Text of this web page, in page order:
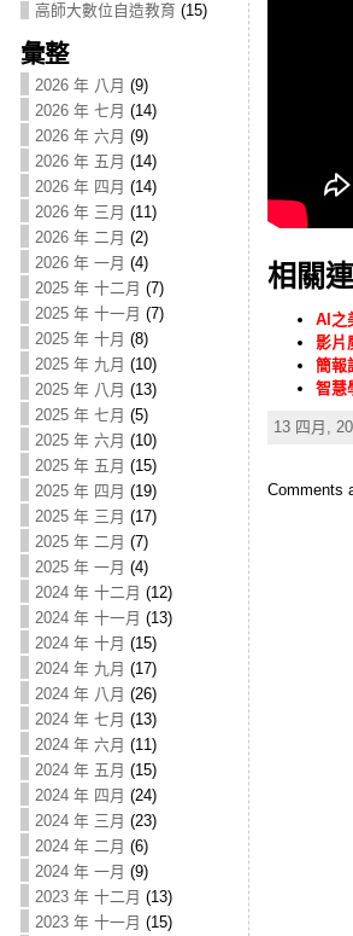
高師大數位自造教育 (15)
彙整
2026 年 八月 (9)
2026 年 七月 (14)
2026 年 六月 (9)
2026 年 五月 (14)
2026 年 四月 (14)
2026 年 三月 (11)
2026 年 二月 (2)
2026 年 一月 (4)
2025 年 十二月 (7)
2025 年 十一月 (7)
2025 年 十月 (8)
2025 年 九月 (10)
2025 年 八月 (13)
2025 年 七月 (5)
2025 年 六月 (10)
2025 年 五月 (15)
2025 年 四月 (19)
2025 年 三月 (17)
2025 年 二月 (7)
2025 年 一月 (4)
2024 年 十二月 (12)
2024 年 十一月 (13)
2024 年 十月 (15)
2024 年 九月 (17)
2024 年 八月 (26)
2024 年 七月 (13)
2024 年 六月 (11)
2024 年 五月 (15)
2024 年 四月 (24)
2024 年 三月 (23)
2024 年 二月 (6)
2024 年 一月 (9)
2023 年 十二月 (13)
2023 年 十一月 (15)
相關
AI之
影片
簡報
智慧
13 四月,
Comments